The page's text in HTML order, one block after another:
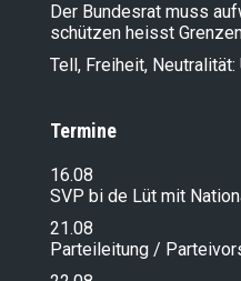
Der Bundesrat muss
schützen heisst
Tell, Freiheit,
Termine
16.08
SVP bi de Lüt mit
21.08
Parteileitung /